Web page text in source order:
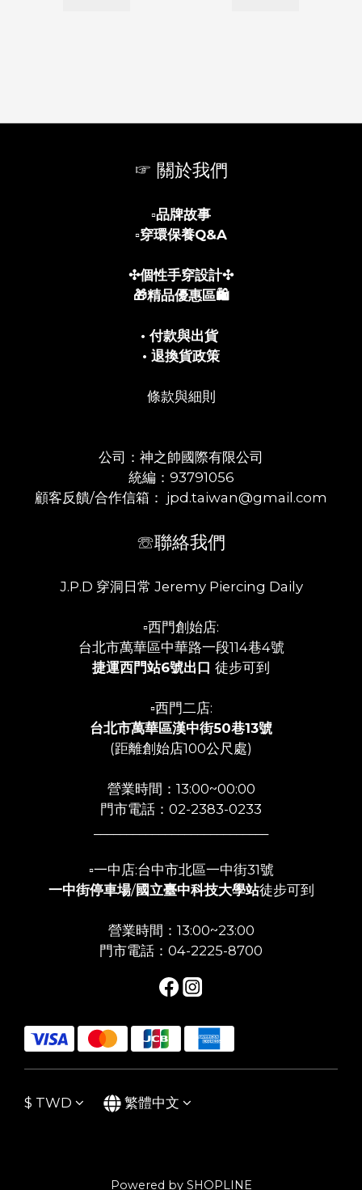
☞ 關於我們
▫️品牌故事
▫️穿環保養Q&A
✣個性手穿設計✣
🎁精品優惠區🛍️
• 付款與出貨
• 退換貨政策
條款與細則
公司：神之帥國際有限公司
統編：93791056
顧客反饋/合作信箱： jpd.taiwan@gmail.com
☏聯絡我們
J.P.D 穿洞日常 Jeremy Piercing Daily
▫️西門創始店:
台北市萬華區中華路一段114巷4號
捷運西門站6號出口 徒步可到
▫️西門二店:
台北市萬華區漢中街50巷13號
(距離創始店100公尺處)
營業時間：13:00~00:00
門市電話：02-2383-0233
▫️一中店:台中市北區一中街31號
一中街停車場/國立臺中科技大學站徒步可到
營業時間：13:00~23:00
門市電話：04-2225-8700
$ TWD 繁體中文
Powered by SHOPLINE